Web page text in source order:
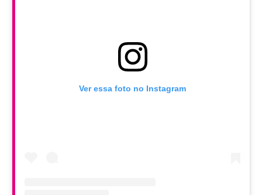
Ver essa foto no Instagram